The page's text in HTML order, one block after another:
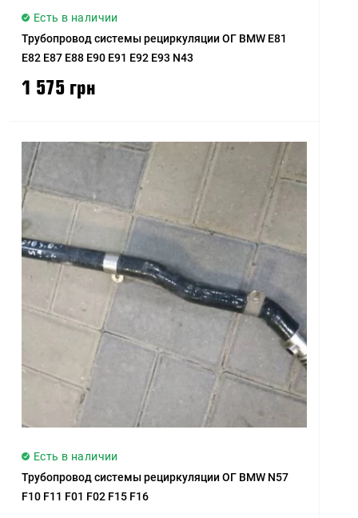
Есть в наличии
Трубопровод системы рециркуляции ОГ BMW E81
E82 E87 E88 E90 E91 E92 E93 N43
1 575 грн
Есть в наличии
Трубопровод системы рециркуляции ОГ BMW N57
F10 F11 F01 F02 F15 F16